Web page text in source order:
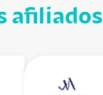
afiliados